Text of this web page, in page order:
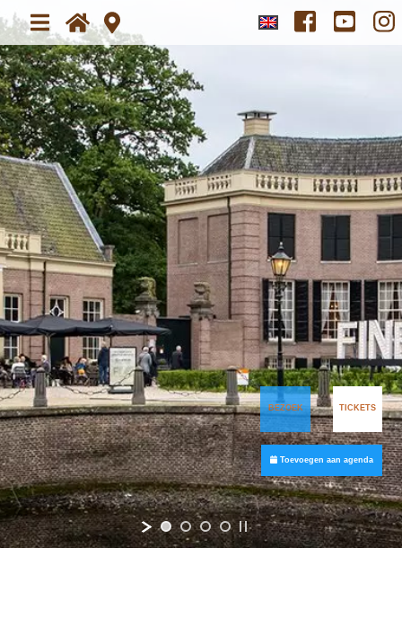
Home
Plan je bezoek
Over
Bezoek FINE art & antiques fair
Nieuws
Nieuwsbrief
Tickets
Exposanten
Beeldimpressie
Sfeerimpressie
Persservice
Pers aanvraagformulier
Beeldbank
Deelnemersplattegrond_Kasteel_FINE2020
Deelname-informatie
Exposanteninformatie
Plattegrond
TICKETS
BEZOEK
Toevoegen aan agenda